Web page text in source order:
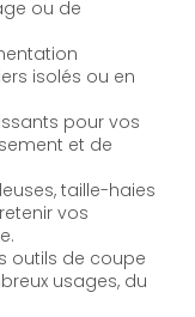
ou de
isolés ou en
pour vos
et de
taille-haies
vos
outils de coupe
usages, du